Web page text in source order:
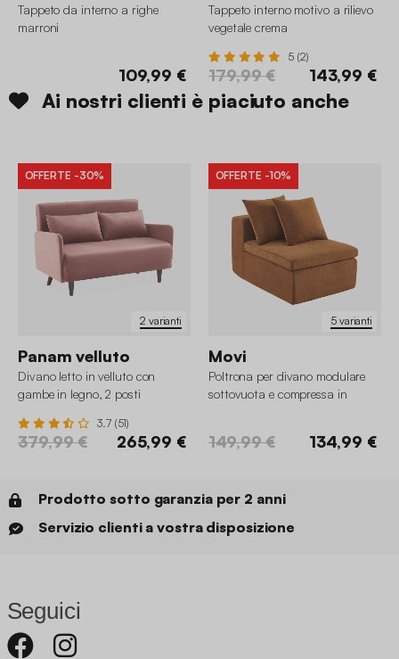
Tappeto da interno a righe
marroni
109,99 €
Tappeto interno motivo a rilievo
vegetale crema
5 (2)
179,99 € 143,99 €
Ai nostri clienti è piaciuto anche
2 varianti
OFFERTE -30%
Panam velluto
Divano letto in velluto con
gambe in legno, 2 posti
3.7 (51)
379,99 € 265,99 €
5 varianti
OFFERTE -10%
Movi
Poltrona per divano modulare
sottovuota e compressa in
149,99 € 134,99 €
Prodotto sotto garanzia per 2 anni
Servizio clienti a vostra disposizione
Seguici